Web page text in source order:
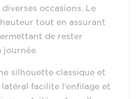
occasions. Le
tout en assurant
de rester
journée.
silhouette classique et
facilite l'enfilage et